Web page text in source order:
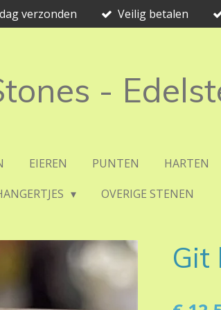
verzonden Veilig betalen
-
EIEREN PUNTEN HARTEN
OVERIGE STENEN
Git